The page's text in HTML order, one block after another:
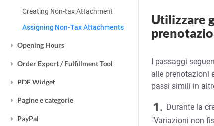
Creating Non-tax Attachment
Assigning Non-Tax Attachments
Opening Hours
Order Export / Fulfillment Tool
PDF Widget
Pagine e categorie
PayPal
Utilizzare
I passaggi
alle prenotazioni
passi simili in
1. Durante la
"Variazioni non